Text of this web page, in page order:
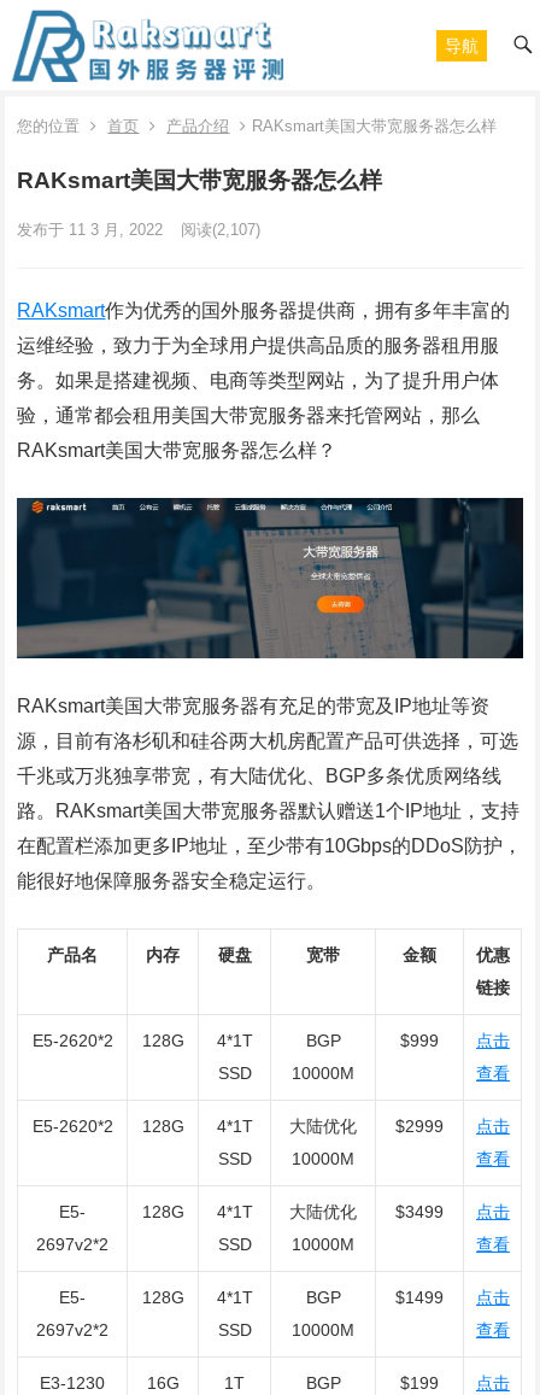
导航
您的位置 首页 产品介绍 RAKsmart美国大带宽服务器怎么样
RAKsmart美国大带宽服务器怎么样
发布于 11 3 月, 2022 阅读(2,107)
RAKsmart作为优秀的国外服务器提供商，拥有多年丰富的
运维经验，致力于为全球用户提供高品质的服务器租用服
务。如果是搭建视频、电商等类型网站，为了提升用户体
验，通常都会租用美国大带宽服务器来托管网站，那么
RAKsmart美国大带宽服务器怎么样？
RAKsmart美国大带宽服务器有充足的带宽及IP地址等资
源，目前有洛杉矶和硅谷两大机房配置产品可供选择，可选
千兆或万兆独享带宽，有大陆优化、BGP多条优质网络线
路。RAKsmart美国大带宽服务器默认赠送1个IP地址，支持
在配置栏添加更多IP地址，至少带有10Gbps的DDoS防护，
能很好地保障服务器安全稳定运行。
产品名 内存 硬盘 宽带 金额
优惠
链接
E5-2620*2 128G
4*1T
SSD
BGP
10000M
$999
点击
查看
E5-2620*2 128G
4*1T
SSD
大陆优化
10000M
$2999
点击
查看
E5-
2697v2*2
128G
4*1T
SSD
大陆优化
10000M
$3499
点击
查看
E5-
2697v2*2
128G
4*1T
SSD
BGP
10000M
$1499
点击
查看
E3-1230 16G
1T
BGP
$199
点击